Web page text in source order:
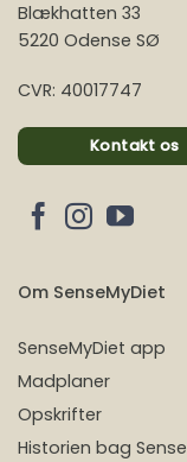
Blækhatten 33
5220 Odense SØ
CVR: 40017747
Kontakt os
Om SenseMyDiet
SenseMyDiet app
Madplaner
Opskrifter
Historien bag Sense